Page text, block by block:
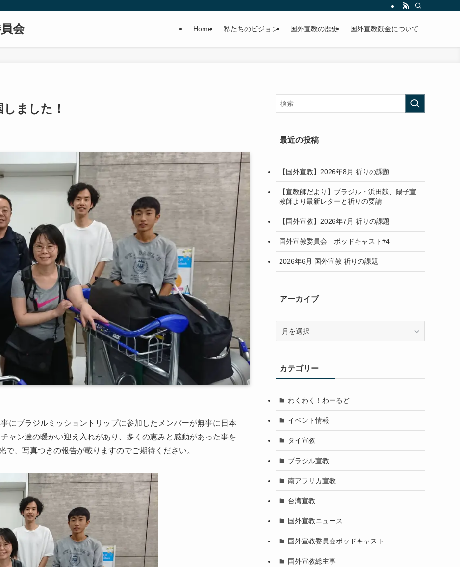
会 Home 私たちのビジョン 国外宣教の歴史 国外宣教献金について
ました！
にブラジルミッショントリップに参加したメンバーが無事に日本
ャン達の暖かい迎え入れがあり、多くの恵みと感動があった事を
、写真つきの報告が載りますのでご期待ください。
最近の投稿
【国外宣教】2026年8月 祈りの課題
【宣教師だより】ブラジル・浜田献、陽子宣
教師より最新レターと祈りの要請
【国外宣教】2026年7月 祈りの課題
国外宣教委員会 ポッドキャスト#4
2026年6月 国外宣教 祈りの課題
アーカイブ
ブカテゴリー
わくわく！わーるど
イベント情報
タイ宣教
ブラジル宣教
南アフリカ宣教
台湾宣教
国外宣教ニュース
国外宣教委員会ポッドキャスト
国外宣教総主事